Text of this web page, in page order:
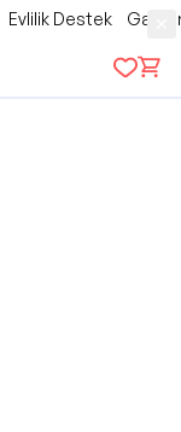
Evlilik Destek